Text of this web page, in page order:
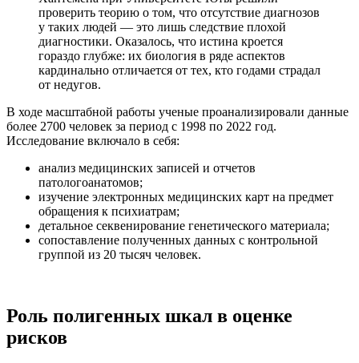
проверить теорию о том, что отсутствие диагнозов
у таких людей — это лишь следствие плохой
диагностики. Оказалось, что истина кроется
гораздо глубже: их биология в ряде аспектов
кардинально отличается от тех, кто годами страдал
от недугов.
В ходе масштабной работы ученые проанализировали данные
более 2700 человек за период с 1998 по 2022 год.
Исследование включало в себя:
анализ медицинских записей и отчетов
патологоанатомов;
изучение электронных медицинских карт на предмет
обращения к психиатрам;
детальное секвенирование генетического материала;
сопоставление полученных данных с контрольной
группой из 20 тысяч человек.
Роль полигенных шкал в оценке
рисков